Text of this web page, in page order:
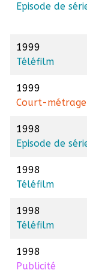
Episode de
1999
Téléfilm
1999
Court-métrage
1998
Episode de
1998
Téléfilm
1998
Téléfilm
1998
Publicité